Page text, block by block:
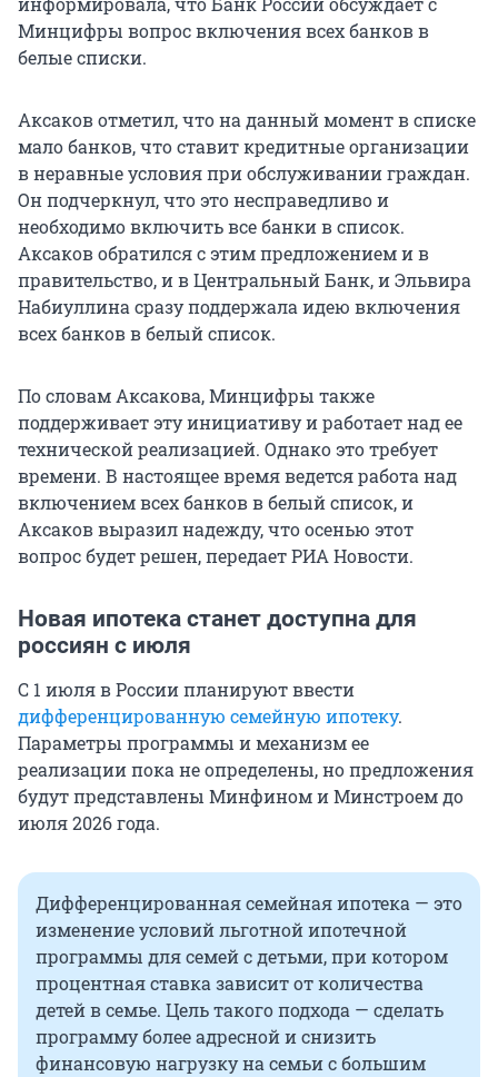
Минцифры вопрос включения всех банков в
белые списки.
Аксаков отметил, что на данный момент в списке
мало банков, что ставит кредитные организации
в неравные условия при обслуживании граждан.
Он подчеркнул, что это несправедливо и
необходимо включить все банки в список.
Аксаков обратился с этим предложением и в
правительство, и в Центральный Банк, и Эльвира
Набиуллина сразу поддержала идею включения
всех банков в белый список.
По словам Аксакова, Минцифры также
поддерживает эту инициативу и работает над ее
технической реализацией. Однако это требует
времени. В настоящее время ведется работа над
включением всех банков в белый список, и
Аксаков выразил надежду, что осенью этот
вопрос будет решен, передает РИА Новости.
Новая ипотека станет доступна для
россиян с июля
С 1 июля в России планируют ввести
дифференцированную семейную ипотеку.
Параметры программы и механизм ее
реализации пока не определены, но предложения
будут представлены Минфином и Минстроем до
июля 2026 года.
Дифференцированная семейная ипотека — это
изменение условий льготной ипотечной
программы для семей с детьми, при котором
процентная ставка зависит от количества
детей в семье. Цель такого подхода — сделать
программу более адресной и снизить
финансовую нагрузку на семьи с большим